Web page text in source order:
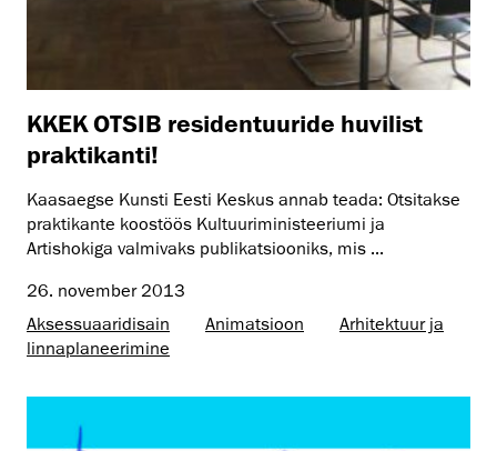
KKEK OTSIB residentuuride huvilist
praktikanti!
Kaasaegse Kunsti Eesti Keskus annab teada: Otsitakse
praktikante koostöös Kultuuriministeeriumi ja
Artishokiga valmivaks publikatsiooniks, mis ...
26. november 2013
Aksessuaaridisain
Animatsioon
Arhitektuur ja
linnaplaneerimine